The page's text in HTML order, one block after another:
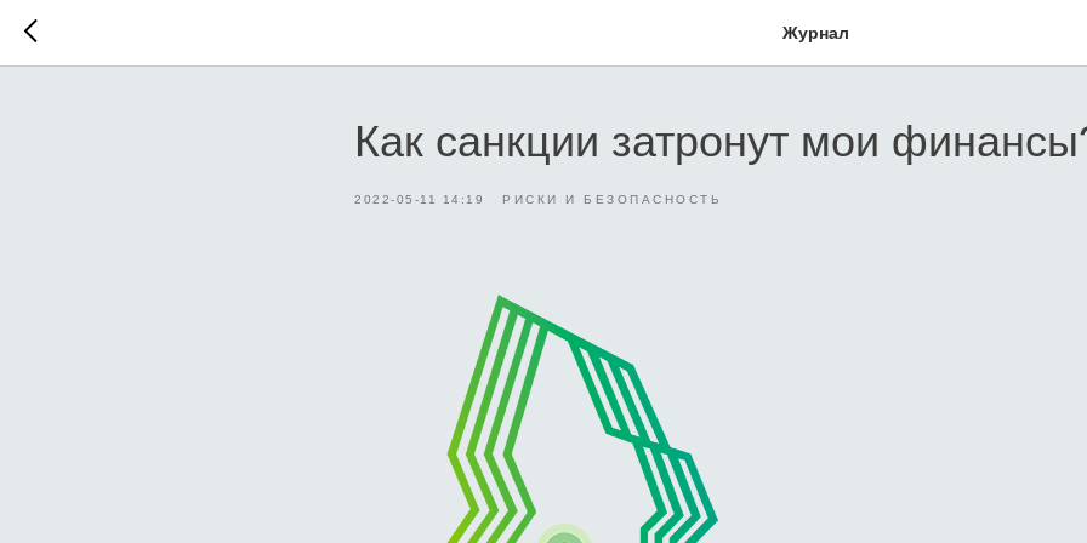
Журнал
Как санкции затронут мои
2022-05-11 14:19 РИСКИ И БЕЗОПАСНОСТЬ